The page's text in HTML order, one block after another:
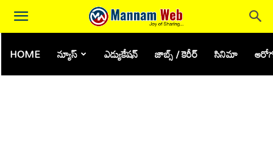
HOME న్యూస్ ఎడ్యుకేషన్ జాబ్స్ / కెరీర్ సినిమా